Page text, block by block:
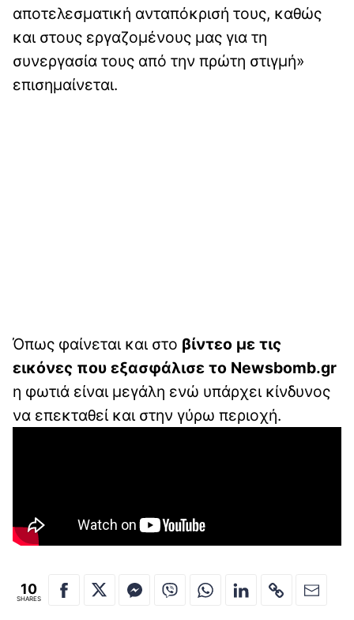
αποτελεσματική ανταπόκρισή τους, καθώς
και στους εργαζομένους μας για τη
συνεργασία τους από την πρώτη στιγμή»
επισημαίνεται.
Όπως φαίνεται και στο βίντεο με τις
εικόνες που εξασφάλισε το Newsbomb.gr
η φωτιά είναι μεγάλη ενώ υπάρχει κίνδυνος
να επεκταθεί και στην γύρω περιοχή.
10
SHARES